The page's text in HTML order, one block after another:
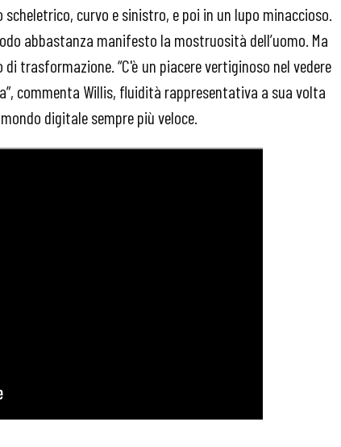
curvo e sinistro, e poi in un lupo minaccioso.
abbastanza manifesto la mostruosità dell’uomo. Ma
trasformazione. “C'è un piacere vertiginoso nel vedere
commenta Willis, fluidità rappresentativa a sua volta
digitale sempre più veloce.